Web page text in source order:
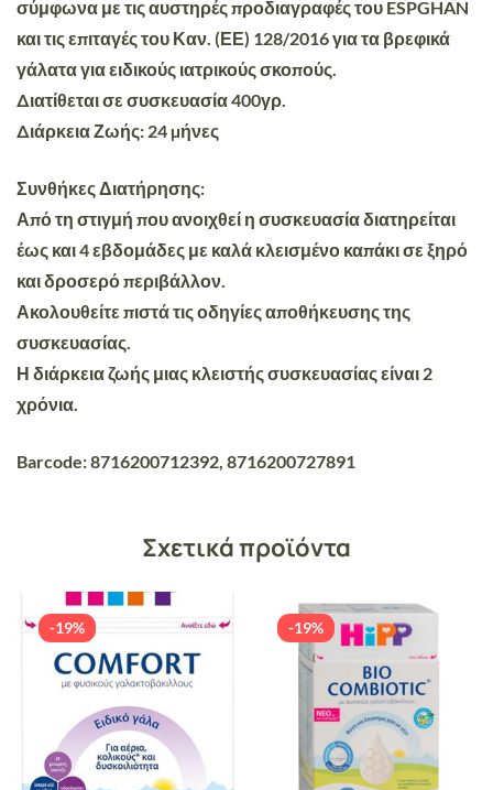
σύμφωνα με τις αυστηρές προδιαγραφές του ESPGHAN
και τις επιταγές του Καν. (ΕΕ) 128/2016 για τα βρεφικά
γάλατα για ειδικούς ιατρικούς σκοπούς.
∆ιατίθεται σε συσκευασία 400γρ.
∆ιάρκεια Ζωής: 24 µήνες
Συνθήκες Διατήρησης:
Από τη στιγμή που ανοιχθεί η συσκευασία διατηρείται
έως και 4 εβδομάδες με καλά κλεισμένο καπάκι σε ξηρό
και δροσερό περιβάλλον.
Ακολουθείτε πιστά τις οδηγίες αποθήκευσης της
συσκευασίας.
Η διάρκεια ζωής μιας κλειστής συσκευασίας είναι 2
χρόνια.
Barcode: 8716200712392, 8716200727891
Σχετικά προϊόντα
-19% -19%